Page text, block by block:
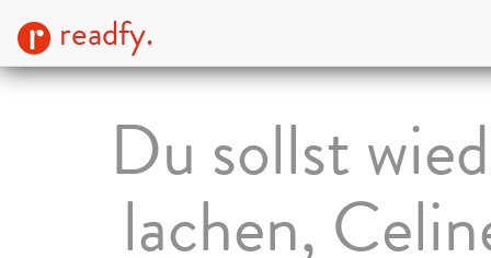
readfy.
Du sollst
lachen,